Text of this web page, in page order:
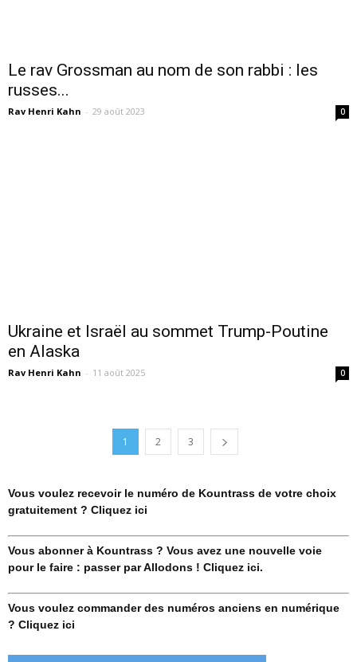
Le rav Grossman au nom de son rabbi : les
russes...
Rav Henri Kahn - 29 août 2023 0
Ukraine et Israël au sommet Trump-Poutine
en Alaska
Rav Henri Kahn - 11 août 2025 0
1 2 3
Vous voulez recevoir le numéro de Kountrass de votre choix
gratuitement ? Cliquez ici
Vous abonner à Kountrass ? Vous avez une nouvelle voie
pour le faire : passer par Allodons ! Cliquez ici.
Vous voulez commander des numéros anciens en numérique
? Cliquez ici